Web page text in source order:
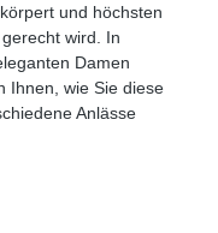
und höchsten
wird. In
Damen
Ihnen, wie Sie diese
Anlässe